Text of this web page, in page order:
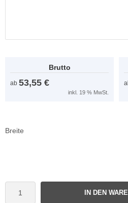
Brutto
ab 53,55 €
inkl. 19 % MwSt.
Breite
IN DEN